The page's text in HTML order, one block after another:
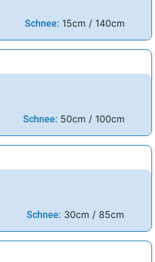
Schnee: 15cm / 140cm
Schnee: 50cm / 100cm
Schnee: 30cm / 85cm